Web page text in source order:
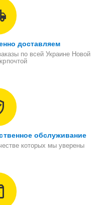
доставляем
по всей Украине Новой
обслуживание
которых мы уверены